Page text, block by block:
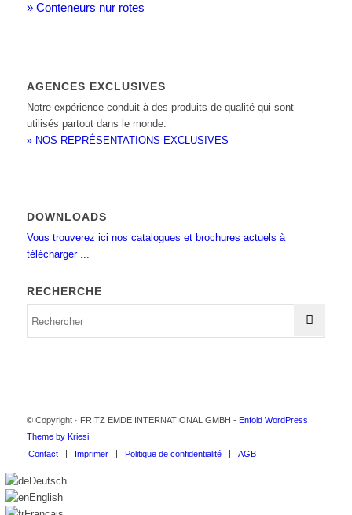
» Conteneurs nur rotes
AGENCES EXCLUSIVES
Notre expérience conduit à des produits de qualité qui sont
utilisés partout dans le monde.
» NOS REPRÉSENTATIONS EXCLUSIVES
DOWNLOADS
Vous trouverez ici nos catalogues et brochures actuels à
télécharger ...
RECHERCHE
© Copyright · FRITZ EMDE INTERNATIONAL GMBH - Enfold WordPress
Theme by Kriesi
Contact
Imprimer Politique de confidentialité AGB
Deutsch
English